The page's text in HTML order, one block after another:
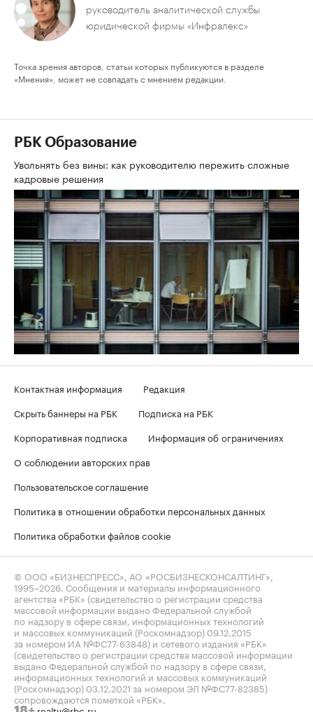
руководитель аналитической службы
юридической фирмы «Инфралекс»
Точка зрения авторов, статьи которых публикуются в разделе
«Мнения», может не совпадать с мнением редакции.
РБК Образование
Увольнять без вины: как руководителю пережить сложные
кадровые решения
Контактная информация
Редакция
Скрыть баннеры на РБК
Подписка на РБК
Корпоративная подписка
Информация об ограничениях
О соблюдении авторских прав
Пользовательское соглашение
Политика в отношении обработки персональных данных
Политика обработки файлов cookie
© ООО «БИЗНЕСПРЕСС», АО «РОСБИЗНЕСКОНСАЛТИНГ»,
1995–2026. Сообщения и материалы информационного
агентства «РБК» (свидетельство о регистрации средства
массовой информации выдано Федеральной службой
по надзору в сфере связи, информационных технологий
и массовых коммуникаций (Роскомнадзор) 09.12.2015
за номером ИА №ФС77-63848) и сетевого издания «РБК»
(свидетельство о регистрации средства массовой информации
выдано Федеральной службой по надзору в сфере связи,
информационных технологий и массовых коммуникаций
(Роскомнадзор) 03.12.2021 за номером ЭЛ №ФС77-82385)
сопровождаются пометкой «РБК».